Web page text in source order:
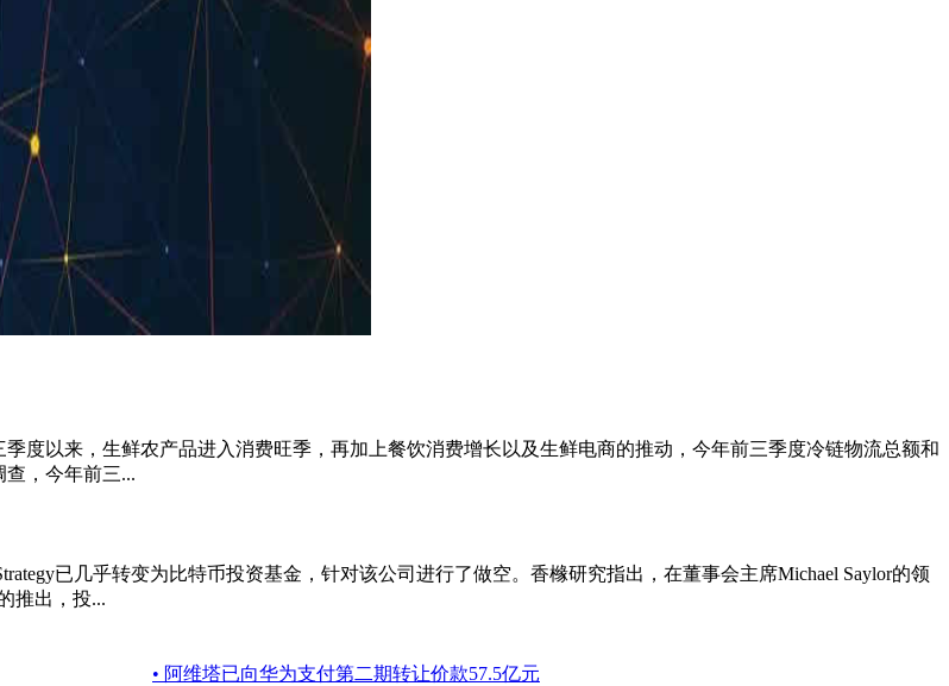
度以来，生鲜农产品进入消费旺季，再加上餐饮消费增长以及生鲜电商的推动，今年前三季度冷链物流总额和
，今年前三...
已几乎转变为比特币投资基金，针对该公司进行了做空。香橼研究指出，在董事会主席Michael Saylor的领
推出，投...
• 阿维塔已向华为支付第二期转让价款57.5亿元